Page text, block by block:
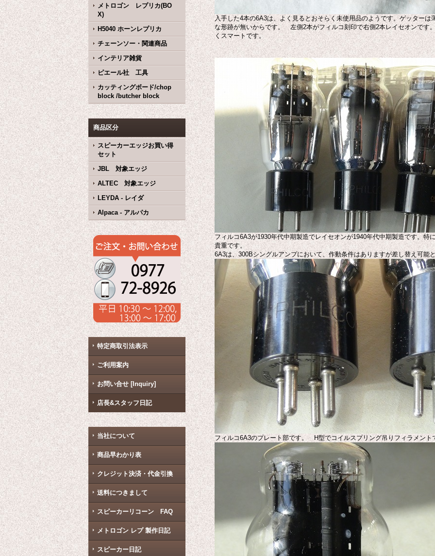
メトロゴン レプリカ(BO
X)
H5040 ホーンレプリカ
チェーンソー・関連商品
インテリア雑貨
ピエール社 工具
カッティングボード/chop
block /butcher block
商品区分
スピーカーエッジお買い得
セット
JBL 対象エッジ
ALTEC 対象エッジ
LEYDA - レイダ
Alpaca - アルパカ
特定商取引法表示
ご利用案内
お問い合せ [Inquiry]
店長&スタッフ日記
当社について
商品早わかり表
クレジット決済・代金引換
送料につきまして
スピーカーリコーン FAQ
メトロゴン レプ 製作日記
スピーカー日記
入手した4本の6A3は、よく見るとおそらく未使用品のようです。ゲッターは
な形跡が無いからです。 左側2本がフィルコ刻印で右側2本レイセオンです
くスマートです。
フィルコ6A3が1930年代中期製造でレイセオンが1940年代中期製造です。特
貴重です。
6A3は、300Bシングルアンプにおいて、作動条件はありますが差し替え可能
フィルコ6A3のプレート部です。 H型でコイルスプリング吊りフィラメント